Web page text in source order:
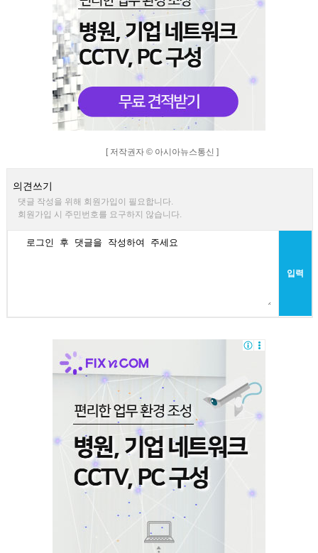
[ 저작권자 © 아시아뉴스통신 ]
의견쓰기
댓글 작성을 위해 회원가입이 필요합니다.
회원가입 시 주민번호를 요구하지 않습니다.
입력